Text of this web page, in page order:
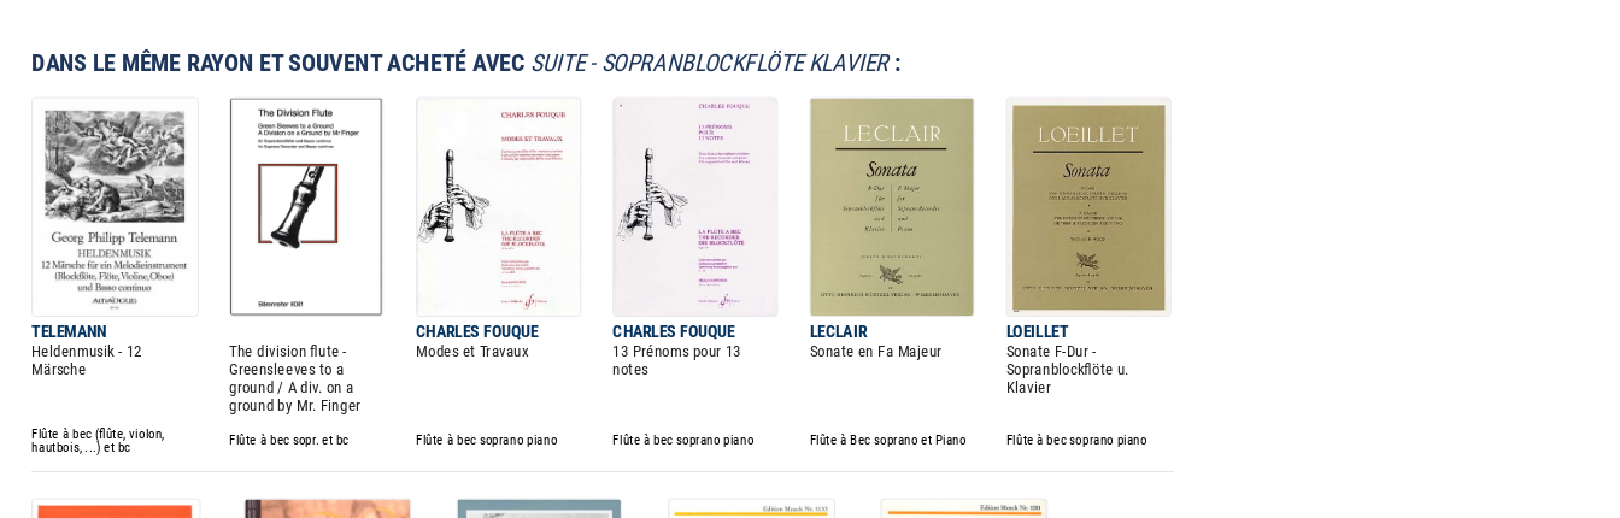
DANS LE MÊME RAYON ET SOUVENT ACHETÉ AVEC SUITE - SOPRANBLOCKFLÖTE KLAVIER:
TELEMANN CHARLES FOUQUE CHARLES FOUQUE LECLAIR LOEILLET
Heldenmusik - 12
Märsche
The division flute -
Greensleeves to a
ground / A div. on a
ground by Mr. Finger
Modes et Travaux
13 Prénoms pour 13
notes
Sonate en Fa Majeur
Sonate F-Dur -
Sopranblockflöte u.
Klavier
Flûte à bec (flûte, violon,
hautbois, ...) et bc
Flûte à bec sopr. et bc Flûte à bec soprano piano Flûte à bec soprano piano Flûte à Bec soprano et Piano Flûte à bec soprano piano